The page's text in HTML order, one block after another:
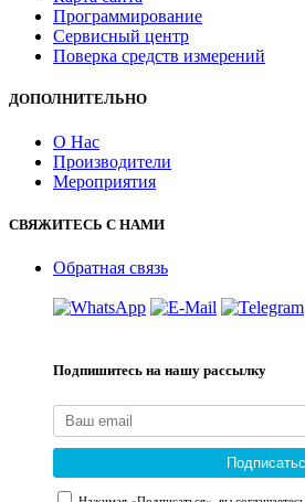
Программирование
Сервисный центр
Поверка средств измерений
ДОПОЛНИТЕЛЬНО
О Нас
Производители
Мероприятия
СВЯЖИТЕСЬ С НАМИ
Обратная связь
Подпишитесь на нашу рассылку